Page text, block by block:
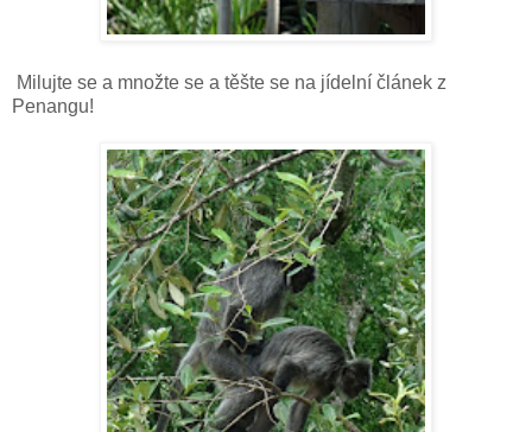
Milujte se a množte se a těšte se na jídelní článek z
Penangu!